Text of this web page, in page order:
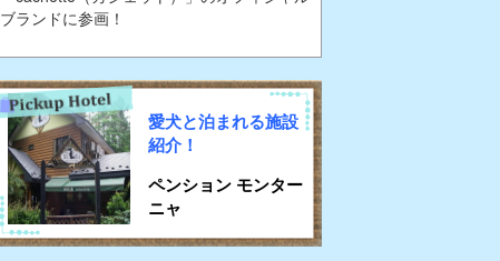
ブランドに参画！
愛犬と泊まれる施設
紹介！
ペンション モンター
ニャ